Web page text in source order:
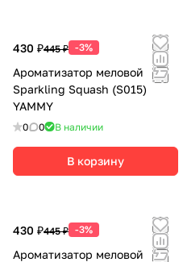
430 ₽445 ₽ -3%
Ароматизатор меловой
Sparkling Squash (S015)
YAMMY
0 0 В наличии
В корзину
430 ₽445 ₽ -3%
Ароматизатор меловой